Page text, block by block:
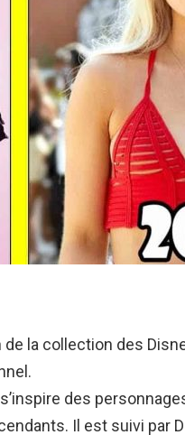
la collection des
des
Il est suivi par